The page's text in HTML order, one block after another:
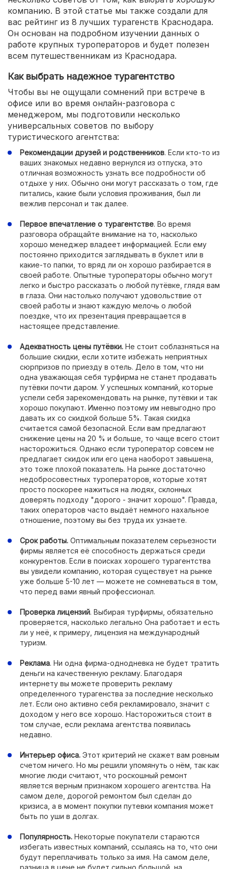
компанию. В этой статье мы также создали для
вас рейтинг из 8 лучших турагенств Краснодара.
Он основан на подробном изучении данных о
работе крупных туроператоров и будет полезен
всем путешественникам из Краснодара.
Как выбрать надежное турагентство
Чтобы вы не ощущали сомнений при встрече в
офисе или во время онлайн-разговора с
менеджером, мы подготовили несколько
универсальных советов по выбору
туристического агентства:
Рекомендации друзей и родственников. Если кто-то из
ваших знакомых недавно вернулся из отпуска, это
отличная возможность узнать все подробности об
отдыхе у них. Обычно они могут рассказать о том, где
питались, какие были условия проживания, был ли
вежлив персонал и так далее.
Первое впечатление о турагентстве. Во время
разговора обращайте внимание на то, насколько
хорошо менеджер владеет информацией. Если ему
постоянно приходится заглядывать в буклет или в
какие-то папки, то вряд ли он хорошо разбирается в
своей работе. Опытные туроператоры обычно могут
легко и быстро рассказать о любой путёвке, глядя вам
в глаза. Они настолько получают удовольствие от
своей работы и знают каждую мелочь о любой
поездке, что их презентация превращается в
настоящее представление.
Адекватность цены путёвки. Не стоит соблазняться на
большие скидки, если хотите избежать неприятных
сюрпризов по приезду в отель. Дело в том, что ни
одна уважающая себя турфирма не станет продавать
путёвки почти даром. У успешных компаний, которые
успели себя зарекомендовать на рынке, путёвки и так
хорошо покупают. Именно поэтому им невыгодно про
давать их со скидкой больше 5%. Такая скидка
считается самой безопасной. Если вам предлагают
снижение цены на 20 % и больше, то чаще всего стоит
насторожиться. Однако если туроператор совсем не
предлагает скидок или его цена наоборот завышена,
это тоже плохой показатель. На рынке достаточно
недобросовестных туроператоров, которые хотят
просто поскорее нажиться на людях, склонных
доверять подходу "дорого - значит хорошо". Правда,
таких операторов часто выдаёт немного нахальное
отношение, поэтому вы без труда их узнаете.
Срок работы. Оптимальным показателем серьезности
фирмы является её способность держаться среди
конкурентов. Если в поисках хорошего турагентства
вы увидели компанию, которая существует на рынке
уже больше 5-10 лет — можете не сомневаться в том,
что перед вами явный профессионал.
Проверка лицензий. Выбирая турфирмы, обязательно
проверяется, насколько легально Она работает и есть
ли у неё, к примеру, лицензия на международный
туризм.
Реклама. Ни одна фирма-однодневка не будет тратить
деньги на качественную рекламу. Благодаря
интернету вы можете проверить рекламу
определенного турагенства за последние несколько
лет. Если оно активно себя рекламировало, значит с
доходом у него все хорошо. Насторожиться стоит в
том случае, если реклама агентства появилась
недавно.
Интерьер офиса. Этот критерий не скажет вам ровным
счетом ничего. Но мы решили упомянуть о нём, так как
многие люди считают, что роскошный ремонт
является верным признаком хорошего агентства. На
самом деле, дорогой ремонтом был сделан до
кризиса, а в момент покупки путевки компания может
быть по уши в долгах.
Популярность. Некоторые покупатели стараются
избегать известных компаний, ссылаясь на то, что они
будут переплачивать только за имя. На самом деле,
разница в цене не будет сильно большой, на